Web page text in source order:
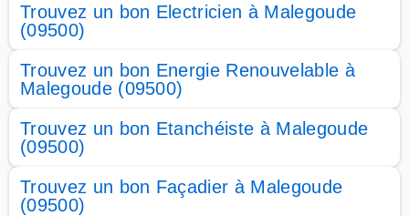
Trouvez un bon Electricien à Malegoude
(09500)
Trouvez un bon Energie Renouvelable à
Malegoude (09500)
Trouvez un bon Etanchéiste à Malegoude
(09500)
Trouvez un bon Façadier à Malegoude
(09500)